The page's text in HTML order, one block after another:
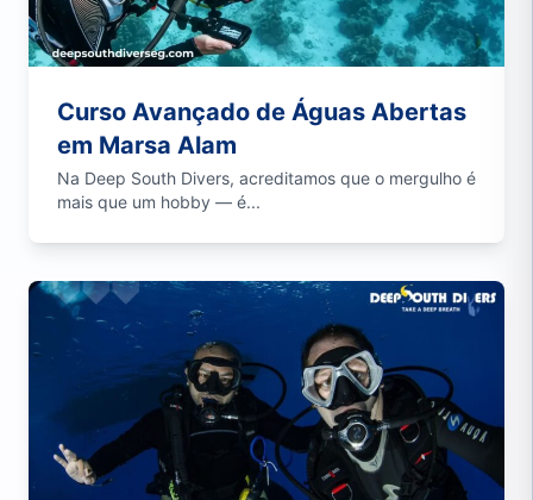
Curso Avançado de Águas Abertas
em Marsa Alam
Na Deep South Divers, acreditamos que o mergulho é
mais que um hobby — é...